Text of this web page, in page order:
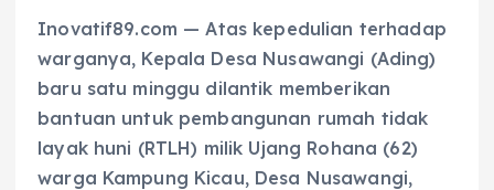
Inovatif89.com — Atas kepedulian terhadap
warganya, Kepala Desa Nusawangi (Ading)
baru satu minggu dilantik memberikan
bantuan untuk pembangunan rumah tidak
layak huni (RTLH) milik Ujang Rohana (62)
warga Kampung Kicau, Desa Nusawangi,